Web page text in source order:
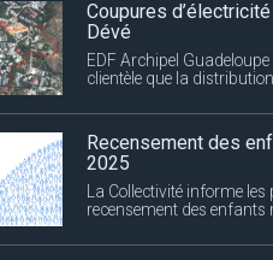
Coupures
Dévé
EDF Archipel
clientèle que la distribution
Recensement des
2025
La Collectivité informe les
recensement des enfants